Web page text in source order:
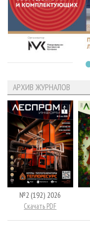
АРХИВ ЖУРНАЛОВ
№2 (192) 2026
Скачать PDF